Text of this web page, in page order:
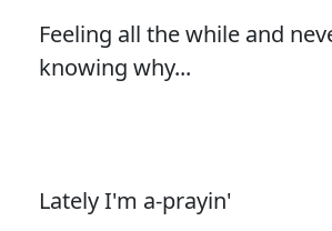
Feeling all the while and
knowing why...
Lately I'm a-prayin'